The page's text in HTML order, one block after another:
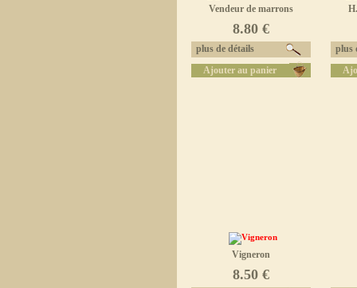
Vendeur de marrons
8.80 €
plus de détails
Ajouter au panier
plus
Vigneron
8.50 €